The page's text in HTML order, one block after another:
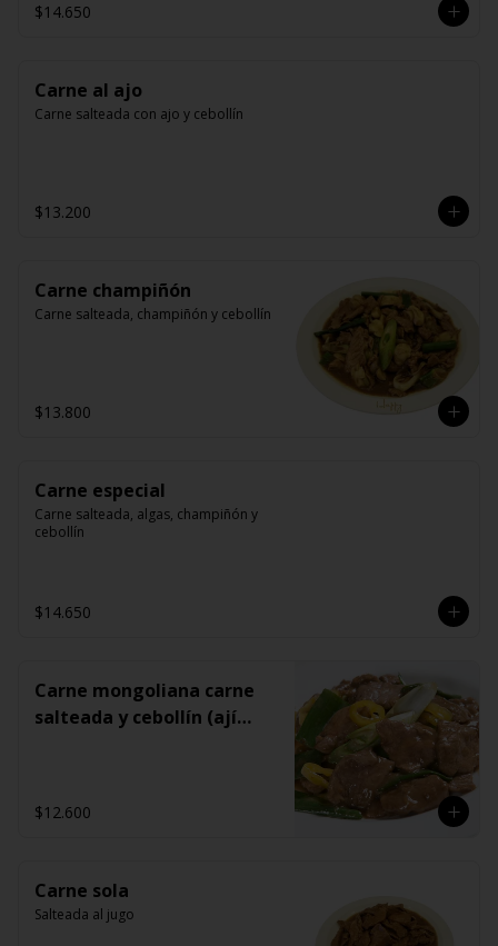
$14.650
Carne al ajo
Carne salteada con ajo y cebollín
$13.200
Carne champiñón
Carne salteada, champiñón y cebollín
$13.800
Carne especial
Carne salteada, algas, champiñón y
cebollín
$14.650
Carne mongoliana carne
salteada y cebollín (ají
$12.600
Carne sola
Salteada al jugo